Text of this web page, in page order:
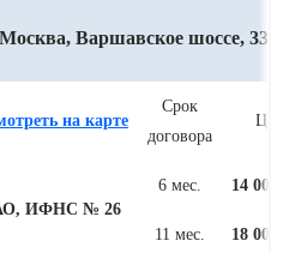
Варшавское шоссе, 33
на карте
Срок
договора
ИФНС № 26
6 мес. 14
11 мес. 18